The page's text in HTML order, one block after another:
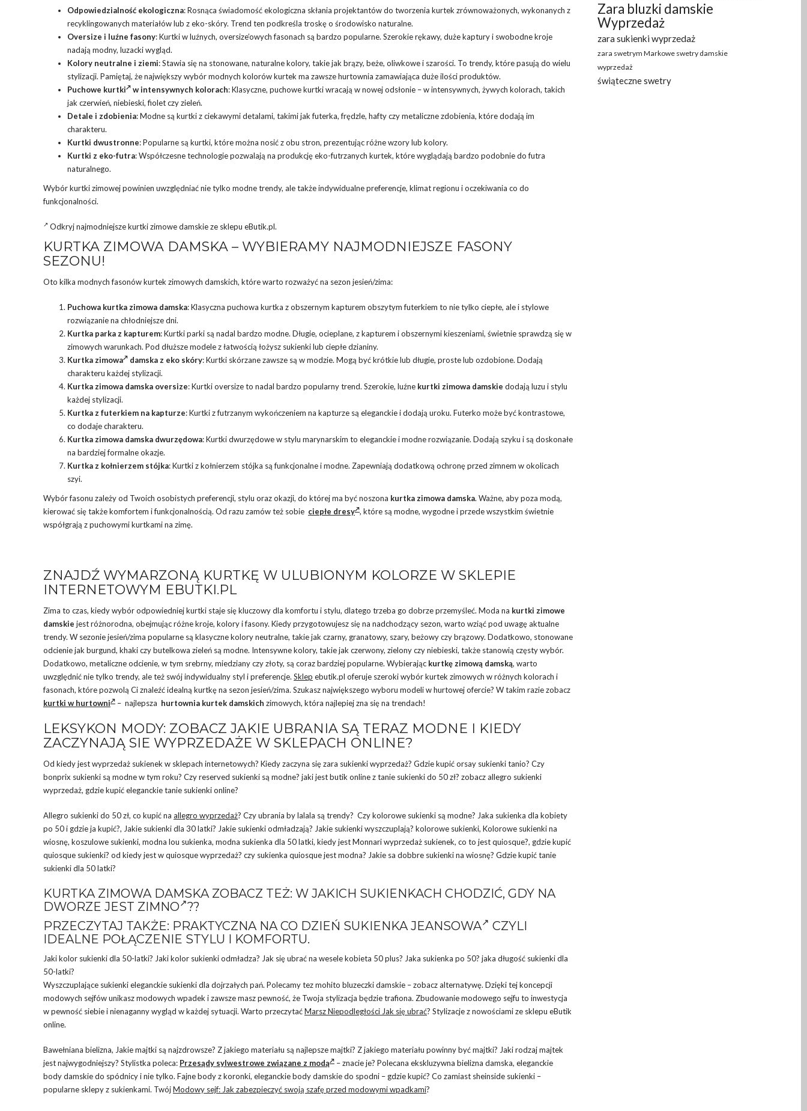
Odpowiedzialność ekologiczna: Rosnąca świadomość ekologiczna skłania projektantów do tworzenia kurtek zrównoważonych, wykonanych z
recyklingowanych materiałów lub z eko-skóry. Trend ten podkreśla troskę o środowisko naturalne.
Oversize i luźne fasony: Kurtki w luźnych, oversize’owych fasonach są bardzo popularne. Szerokie rękawy, duże kaptury i swobodne kroje
nadają modny, luzacki wygląd.
Kolory neutralne i ziemi: Stawia się na stonowane, naturalne kolory, takie jak brązy, beże, oliwkowe i szarości. To trendy, które pasują do wielu
stylizacji. Pamiętaj, że największy wybór modnych kolorów kurtek ma zawszehurtownia zamawiająca duże ilości produktów.
Puchowe kurtki w intensywnych kolorach: Klasyczne, puchowe kurtki wracają w nowej odsłonie – w intensywnych, żywych kolorach, takich
jak czerwień, niebieski, fiolet czy zieleń.
Detale i zdobienia: Modne są kurtki z ciekawymi detalami, takimi jak futerka, frędzle, hafty czy metaliczne zdobienia, które dodają im
charakteru.
Kurtki dwustronne: Popularne są kurtki, które można nosić z obu stron, prezentując różne wzory lub kolory.
Kurtki z eko-futra: Współczesne technologie pozwalają na produkcję eko-futrzanych kurtek, które wyglądają bardzo podobnie do futra
naturalnego.
Wybór kurtki zimowej powinien uwzględniać nie tylko modne trendy, ale także indywidualne preferencje, klimat regionu i oczekiwania co do
funkcjonalności.
Odkryj najmodniejsze kurtki zimowe damskie ze sklepu eButik.pl.
KURTKA ZIMOWA DAMSKA – WYBIERAMY NAJMODNIEJSZE FASONY
SEZONU!
Oto kilka modnych fasonów kurtek zimowych damskich, które warto rozważyć na sezon jesień/zima:
Puchowa kurtka zimowa damska: Klasyczna puchowa kurtka z obszernym kapturem obszytym futerkiem to nie tylko ciepłe, ale i stylowe
rozwiązanie na chłodniejsze dni.
Kurtka parka z kapturem: Kurtki parki są nadal bardzo modne. Długie, ocieplane, z kapturem i obszernymi kieszeniami, świetnie sprawdzą się w
zimowych warunkach. Pod dłuższe modele z łatwością łożysz sukienki lub ciepłe dzianiny.
Kurtka zimowa
damska z eko skóry: Kurtki skórzane zawsze są w modzie. Mogą być krótkie lub długie, proste lub ozdobione. Dodają
charakteru każdej stylizacji.
Kurtka zimowa damska oversize: Kurtki oversize to nadal bardzo popularny trend. Szerokie, luźne kurtki zimowa damskie dodają luzu i stylu
każdej stylizacji.
Kurtka z futerkiem na kapturze: Kurtki z futrzanym wykończeniem na kapturze są eleganckie i dodają uroku. Futerko może być kontrastowe,
co dodaje charakteru.
Kurtka zimowa damska dwurzędowa: Kurtki dwurzędowe w stylu marynarskim to eleganckie i modne rozwiązanie. Dodają szyku i są doskonałe
na bardziej formalne okazje.
Kurtka z kołnierzem stójka: Kurtki z kołnierzem stójka są funkcjonalne i modne. Zapewniają dodatkową ochronę przed zimnem w okolicach
szyi.
Wybór fasonu zależy od Twoich osobistych preferencji, stylu oraz okazji, do której ma być noszona kurtka zimowa damska. Ważne, aby poza modą,
kierować się także komfortem i funkcjonalnością. Od razu zamów też sobie ciepłe dresy , które są modne, wygodne i przede wszystkim świetnie
współgrają z puchowymi kurtkami na zimę.
ZNAJDŹ WYMARZONĄ KURTKĘ W ULUBIONYM KOLORZE W SKLEPIE
INTERNETOWYM EBUTKI.PL
Zima to czas, kiedy wybór odpowiedniej kurtki staje się kluczowy dla komfortu i stylu, dlatego trzeba go dobrze przemyśleć. Moda na kurtki zimowe
damskie jest różnorodna, obejmując różne kroje, kolory i fasony. Kiedy przygotowujesz się na nadchodzący sezon, warto wziąć pod uwagę aktualne
trendy. W sezonie jesień/zima popularne są klasyczne kolory neutralne, takie jak czarny, granatowy, szary, beżowy czy brązowy. Dodatkowo, stonowane
odcienie jak burgund, khaki czy butelkowa zieleń są modne. Intensywne kolory, takie jak czerwony, zielony czy niebieski, także stanowią częsty wybór.
Dodatkowo, metaliczne odcienie, w tym srebrny, miedziany czy złoty, są coraz bardziej popularne. Wybierając kurtkę zimową damską, warto
uwzględnić nie tylko trendy, ale też swój indywidualny styl i preferencje. Sklep ebutik.pl oferuje szeroki wybór kurtek zimowych w różnych kolorach i
fasonach, które pozwolą Ci znaleźć idealną kurtkę na sezon jesień/zima. Szukasz największego wyboru modeli w hurtowej ofercie? W takim razie zobacz
kurtki w hurtowni
– najlepsza hurtownia kurtek damskich zimowych, która najlepiej zna się na trendach!
LEKSYKON MODY: ZOBACZ JAKIE UBRANIA SĄ TERAZ MODNE I KIEDY
ZACZYNAJĄ SIE WYPRZEDAŻE W SKLEPACH ONLINE?
Od kiedy jest wyprzedaż sukienek w sklepach internetowych? Kiedy zaczyna się zara sukienki wyprzedaż? Gdzie kupić orsay sukienki tanio? Czy
bonprix sukienki są modne w tym roku? Czy reserved sukienki są modne? jaki jest butik online z tanie sukienki do 50 zł? zobacz allegro sukienki
wyprzedaż, gdzie kupić eleganckie tanie sukienki online?
Allegro sukienki do 50 zł, co kupić na allegro wyprzedaż? Czy ubrania by lalala są trendy? Czy kolorowe sukienki są modne? Jaka sukienka dla kobiety
po 50 i gdzie ja kupić?, Jakie sukienki dla 30 latki? Jakie sukienki odmładzają? Jakie sukienki wyszczuplają? kolorowe sukienki, Kolorowe sukienki na
wiosnę, koszulowe sukienki, modna lou sukienka, modna sukienka dla 50 latki, kiedy jest Monnari wyprzedaż sukienek, co to jest quiosque?, gdzie kupić
quiosque sukienki? od kiedy jest w quiosque wyprzedaż? czy sukienka quiosque jest modna? Jakie sa dobbre sukienki na wiosnę? Gdzie kupić tanie
sukienki dla 50 latki?
KURTKA ZIMOWA DAMSKA ZOBACZ TEŻ: W JAKICH SUKIENKACH CHODZIĆ, GDY NA
DWORZE JEST ZIMNO ??
PRZECZYTAJ TAKŻE: PRAKTYCZNA NA CO DZIEŃ SUKIENKA JEANSOWA
CZYLI
IDEALNE POŁĄCZENIE STYLU I KOMFORTU.
Jaki kolor sukienki dla 50-latki? Jaki kolor sukienki odmładza? Jak się ubrać na wesele kobieta 50 plus? Jaka sukienka po 50? jaka długość sukienki dla
50-latki?
Wyszczuplające sukienki eleganckie sukienki dla dojrzałych pań. Polecamy tez mohito bluzeczki damskie – zobacz alternatywę. Dzięki tej koncepcji
modowych sejfów unikasz modowych wpadek i zawsze masz pewność, że Twoja stylizacja będzie trafiona. Zbudowanie modowego sejfu to inwestycja
w pewność siebie i nienaganny wygląd w każdej sytuacji. Warto przeczytaćMarsz Niepodległości Jak się ubrać? Stylizacje z nowościami ze sklepu eButik
online.
Bawełniana bielizna, Jakie majtki są najzdrowsze? Z jakiego materiału są najlepsze majtki? Z jakiego materiału powinny być majtki? Jaki rodzaj majtek
jest najwygodniejszy? Stylistka poleca: Przesądy sylwestrowe związane z modą
– znacie je? Polecana ekskluzywna bielizna damska, eleganckie
body damskie do spódnicy i nie tylko. Fajne body z koronki, eleganckie body damskie do spodni – gdzie kupić? Co zamiast sheinside sukienki –
popularne sklepy z sukienkami. TwójModowy sejf: Jak zabezpieczyć swoją szafę przed modowymi wpadkami?
Zara bluzki damskie
Wyprzedaż
zara sukienki wyprzedaż
zara swetrym Markowe swetry damskie
wyprzedaż
świąteczne swetry